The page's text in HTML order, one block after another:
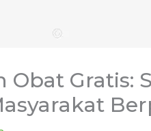
Obat Gratis: